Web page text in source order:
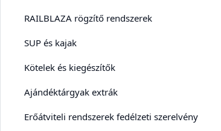
RAILBLAZA rögzítő rendszerek
SUP és kajak
Kötelek és kiegészítők
Ajándéktárgyak extrák
Erőátviteli rendszerek fedélzeti szerelvény